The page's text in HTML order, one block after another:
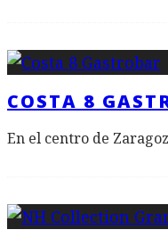
COSTA 8
En el centro de